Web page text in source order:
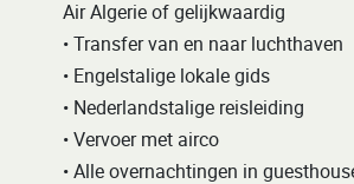
Air Algerie of gelijkwaardig
• Transfer van en naar luchthaven
• Engelstalige lokale gids
• Nederlandstalige reisleiding
• Vervoer met airco
• Alle overnachtingen in